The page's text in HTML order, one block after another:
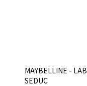
MAYBELLINE -
SEDUC